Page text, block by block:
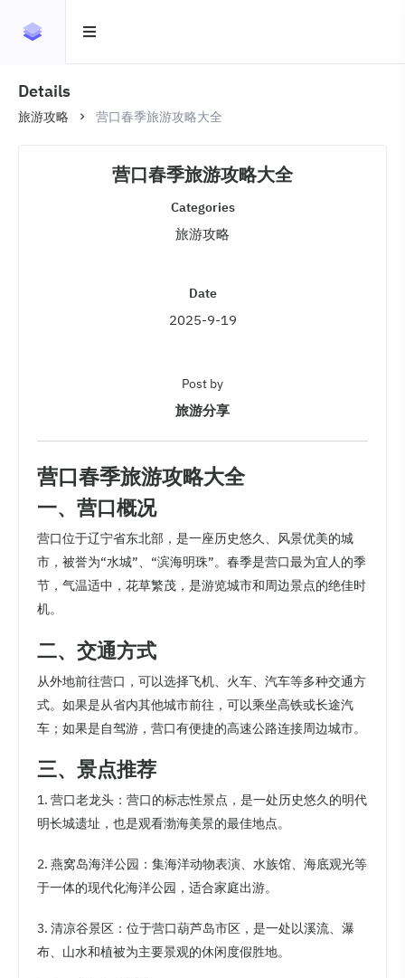
Details
旅游攻略 营口春季旅游攻略大全
营口春季旅游攻略大全
Categories
旅游攻略
Date
2025-9-19
Post by
旅游分享
营口春季旅游攻略大全
一、营口概况
营口位于辽宁省东北部，是一座历史悠久、风景优美的城
市，被誉为“水城”、“滨海明珠”。春季是营口最为宜人的季
节，气温适中，花草繁茂，是游览城市和周边景点的绝佳时
机。
二、交通方式
从外地前往营口，可以选择飞机、火车、汽车等多种交通方
式。如果是从省内其他城市前往，可以乘坐高铁或长途汽
车；如果是自驾游，营口有便捷的高速公路连接周边城市。
三、景点推荐
1. 营口老龙头：营口的标志性景点，是一处历史悠久的明代
明长城遗址，也是观看渤海美景的最佳地点。
2. 燕窝岛海洋公园：集海洋动物表演、水族馆、海底观光等
于一体的现代化海洋公园，适合家庭出游。
3. 清凉谷景区：位于营口葫芦岛市区，是一处以溪流、瀑
布、山水和植被为主要景观的休闲度假胜地。